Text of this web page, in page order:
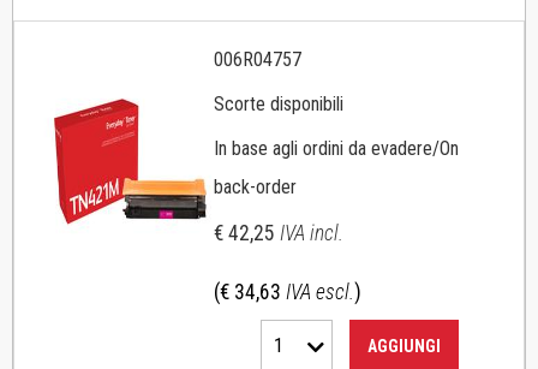
006R04757
Scorte disponibili
In base agli ordini da evadere/On
back-order
€ 42,25 IVA incl.
(€ 34,63 IVA escl.)
1 AGGIUNGI